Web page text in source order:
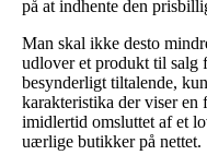
på at indhente den
Man skal ikke desto
udlover et produkt til salg
besynderligt tiltalende,
karakteristika der viser
imidlertid omsluttet af et
uærlige butikker på nettet.